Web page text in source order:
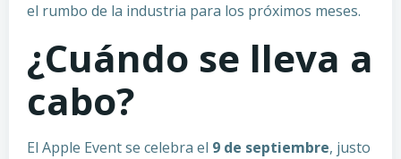
el rumbo de la industria para los próximos meses.
¿Cuándo se lleva a
cabo?
El Apple Event se celebra el 9 de septiembre, justo